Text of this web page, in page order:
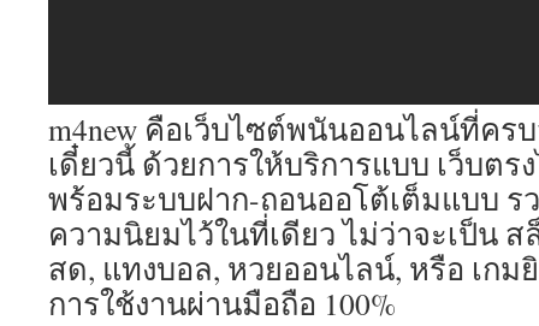
m4new คือเว็บไซต์พนันออนไลน์ที่คร
เดี๋ยวนี้ ด้วยการให้บริการแบบ เว็บตร
พร้อมระบบฝาก-ถอนออโต้เต็มแบบ
ความนิยมไว้ในที่เดียว ไม่ว่าจะเป็น
สด, แทงบอล, หวยออนไลน์, หรือ เกม
การใช้งานผ่านมือถือ 100%